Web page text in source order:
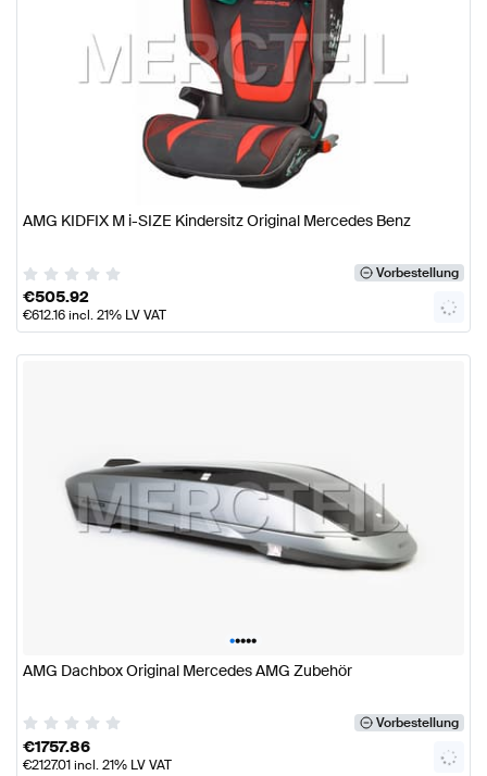
AMG KIDFIX M i-SIZE Kindersitz Original Mercedes Benz
Vorbestellung
€505.92
€612.16incl. 21% LV VAT
•••••
AMG Dachbox Original Mercedes AMG Zubehör
Vorbestellung
€1757.86
€2127.01incl. 21% LV VAT